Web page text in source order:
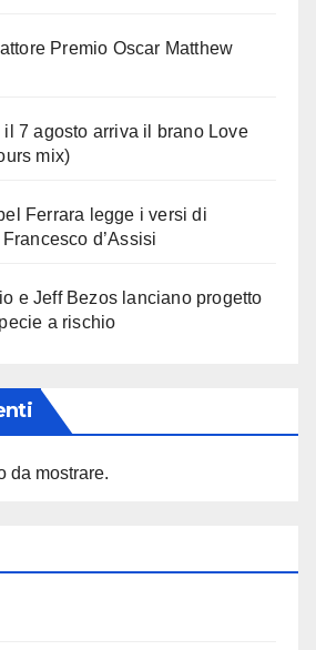
Premio Oscar Matthew
il 7 agosto arriva il brano Love
mix)
Ferrara legge i versi di
d’Assisi
e Jeff Bezos lanciano progetto
a rischio
da mostrare.